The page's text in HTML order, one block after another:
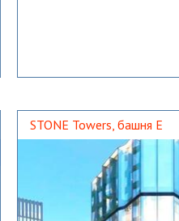
STONE Towers, башня Е